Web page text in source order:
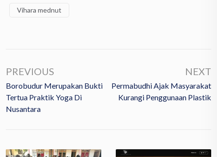
Vihara mednut
PREVIOUS
Borobudur Merupakan Bukti
Tertua Praktik Yoga Di
Nusantara
NEXT
Permabudhi Ajak Masyarakat
Kurangi Penggunaan Plastik